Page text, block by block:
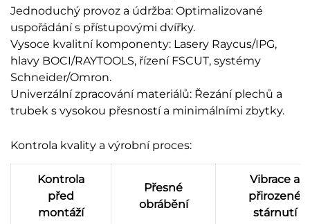
Jednoduchý provoz a údržba: Optimalizované
uspořádání s přístupovými dvířky.
Vysoce kvalitní komponenty: Lasery Raycus/IPG,
hlavy BOCI/RAYTOOLS, řízení FSCUT, systémy
Schneider/Omron.
Univerzální zpracování materiálů: Řezání plechů a
trubek s vysokou přesností a minimálními zbytky.
Kontrola kvality a výrobní proces:
Kontrola
před
montáží
Přesné
obrábění
Vibrace a
přirozené
stárnutí